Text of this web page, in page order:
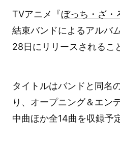
TVアニメ『ぼっち・ざ・
結束バンドによるアルバ
28日にリリースされるこ
タイトルはバンドと同名
り、オープニング＆エン
中曲ほか全14曲を収録予定